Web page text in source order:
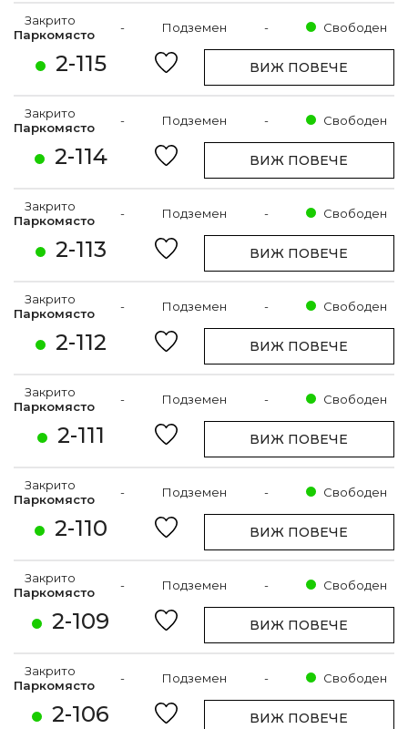
2-115
Закрито
Паркомясто
- Подземен - Свободен
ВИЖ ПОВЕЧЕ
2-114
Закрито
Паркомясто
- Подземен - Свободен
ВИЖ ПОВЕЧЕ
2-113
Закрито
Паркомясто
- Подземен - Свободен
ВИЖ ПОВЕЧЕ
2-112
Закрито
Паркомясто
- Подземен - Свободен
ВИЖ ПОВЕЧЕ
2-111
Закрито
Паркомясто
- Подземен - Свободен
ВИЖ ПОВЕЧЕ
2-110
Закрито
Паркомясто
- Подземен - Свободен
ВИЖ ПОВЕЧЕ
2-109
Закрито
Паркомясто
- Подземен - Свободен
ВИЖ ПОВЕЧЕ
2-106
Закрито
Паркомясто
- Подземен - Свободен
ВИЖ ПОВЕЧЕ